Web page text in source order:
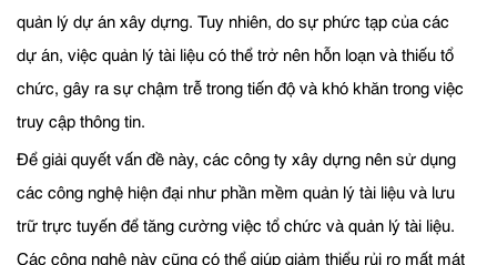
quản lý dự án xây dựng. Tuy nhiên, do sự phức tạp của các
dự án, việc quản lý tài liệu có thể trở nên hỗn loạn và thiếu tổ
chức, gây ra sự chậm trễ trong tiến độ và khó khăn trong việc
truy cập thông tin.
Để giải quyết vấn đề này, các công ty xây dựng nên sử dụng
các công nghệ hiện đại như phần mềm quản lý tài liệu và lưu
trữ trực tuyến để tăng cường việc tổ chức và quản lý tài liệu.
Các công nghệ này cũng có thể giúp giảm thiểu rủi ro mất mát